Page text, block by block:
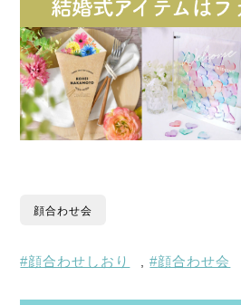
顔合わせ会
顔合わせしおり , 顔合わせ会